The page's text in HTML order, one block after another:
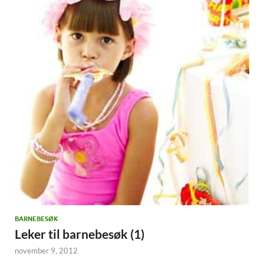
BARNEBESØK
Leker til barnebesøk (1)
november 9, 2012